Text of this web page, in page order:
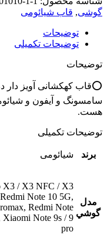
گوشی, قاب شیائومی
توضیحات
توضیحات تکمیلی
توضیحات
⭕️قاب کهکشانی آویز
سامسونگ و آیفون و
هست.
توضیحات تکمیلی
برند شیائومی
مدل
گوشي
X3 / X3 NFC / X3
Note 10 5G,
Redmi Note
Xiaomi Note 9s / 9
pro